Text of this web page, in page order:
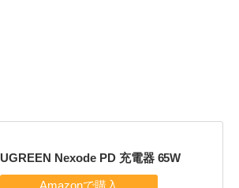
UGREEN Nexode PD 充電器 65W